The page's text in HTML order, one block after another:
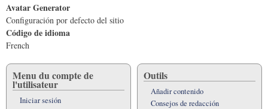
Avatar Generator
Configuración por defecto del sitio
Código de idioma
French
Menu du compte de
l'utilisateur
Iniciar sesión
Outils
Añadir contenido
Consejos de redacción